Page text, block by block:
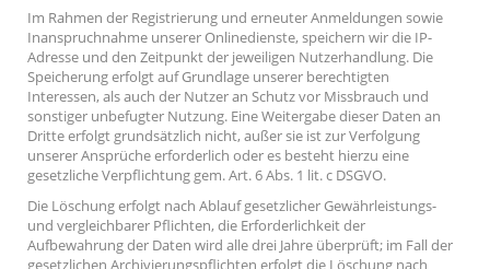
Im Rahmen der Registrierung und erneuter Anmeldungen sowie
Inanspruchnahme unserer Onlinedienste, speichern wir die IP-
Adresse und den Zeitpunkt der jeweiligen Nutzerhandlung. Die
Speicherung erfolgt auf Grundlage unserer berechtigten
Interessen, als auch der Nutzer an Schutz vor Missbrauch und
sonstiger unbefugter Nutzung. Eine Weitergabe dieser Daten an
Dritte erfolgt grundsätzlich nicht, außer sie ist zur Verfolgung
unserer Ansprüche erforderlich oder es besteht hierzu eine
gesetzliche Verpflichtung gem. Art. 6 Abs. 1 lit. c DSGVO.
Die Löschung erfolgt nach Ablauf gesetzlicher Gewährleistungs-
und vergleichbarer Pflichten, die Erforderlichkeit der
Aufbewahrung der Daten wird alle drei Jahre überprüft; im Fall der
gesetzlichen Archivierungspflichten erfolgt die Löschung nach